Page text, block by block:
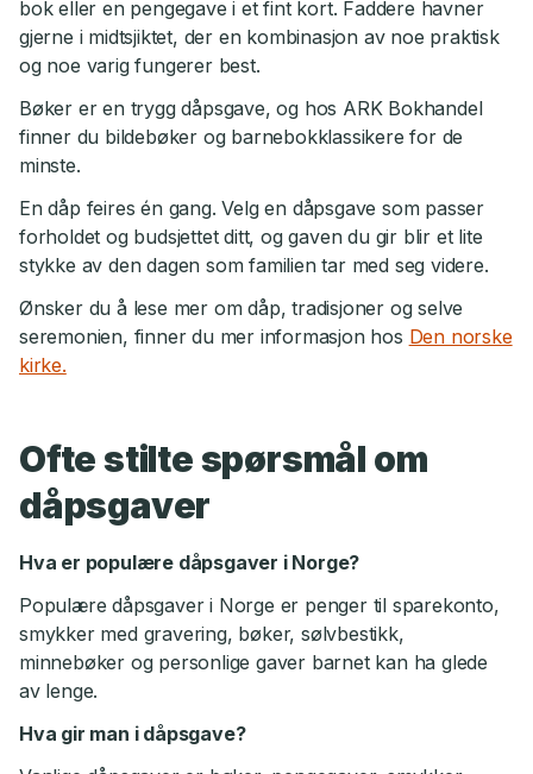
bok eller en pengegave i et fint kort. Faddere havner
gjerne i midtsjiktet, der en kombinasjon av noe praktisk
og noe varig fungerer best.
Bøker er en trygg dåpsgave, og hos ARK Bokhandel
finner du bildebøker og barnebokklassikere for de
minste.
En dåp feires én gang. Velg en dåpsgave som passer
forholdet og budsjettet ditt, og gaven du gir blir et lite
stykke av den dagen som familien tar med seg videre.
Ønsker du å lese mer om dåp, tradisjoner og selve
seremonien, finner du mer informasjon hos Den norske
kirke.
Ofte stilte spørsmål om
dåpsgaver
Hva er populære dåpsgaver i Norge?
Populære dåpsgaver i Norge er penger til sparekonto,
smykker med gravering, bøker, sølvbestikk,
minnebøker og personlige gaver barnet kan ha glede
av lenge.
Hva gir man i dåpsgave?